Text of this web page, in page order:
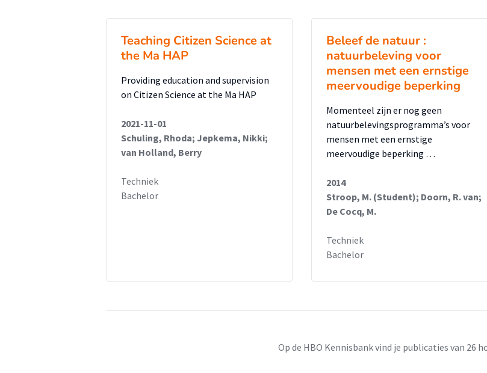
Teaching Citizen Science at
the Ma HAP
Providing education and supervision
on Citizen Science at the Ma HAP
2021-11-01
Schuling, Rhoda; Jepkema, Nikki;
van Holland, Berry
Techniek
Bachelor
Beleef de natuur :
natuurbeleving voor
mensen met een ernstige
meervoudige beperking
Momenteel zijn er nog geen
natuurbelevingsprogramma’s voor
mensen met een ernstige
meervoudige beperking …
2014
Stroop, M. (Student); Doorn, R. van;
De Cocq, M.
Techniek
Bachelor
Op de HBO Kennisbank vind je publicaties van 26